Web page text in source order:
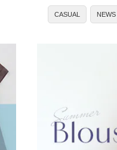
CASUAL NEWS